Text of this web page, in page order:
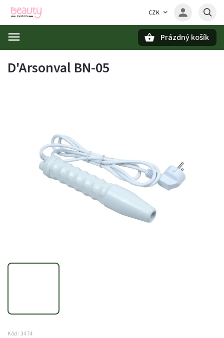
CZK
Prázdný košík
D'Arsonval BN-05
Kód: 3474